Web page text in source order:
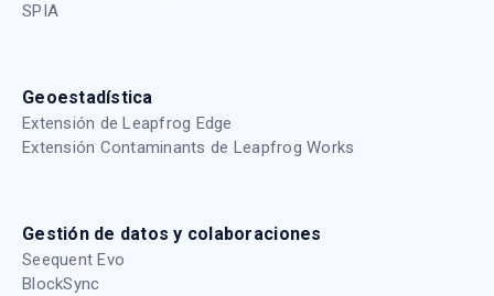
SPIA
Geoestadística
Extensión de Leapfrog Edge
Extensión Contaminants de Leapfrog Works
Gestión de datos y colaboraciones
Seequent Evo
BlockSync